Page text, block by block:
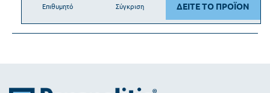
ΔΕΙΤΕ ΤΟ ΠΡΟΪΟΝ
Επιθυμητό Σύγκριση